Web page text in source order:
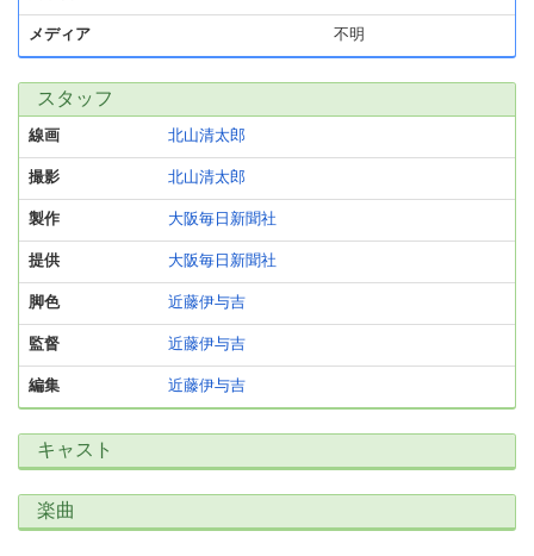
メディア 不明
スタッフ
線画 北山清太郎
撮影 北山清太郎
製作 大阪毎日新聞社
提供 大阪毎日新聞社
脚色 近藤伊与吉
監督 近藤伊与吉
編集 近藤伊与吉
キャスト
楽曲